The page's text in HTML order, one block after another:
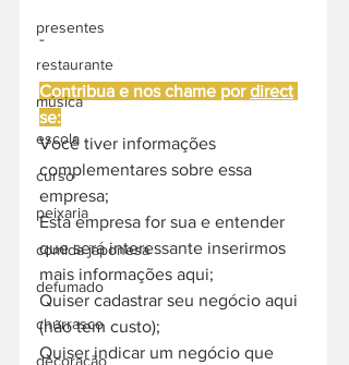
presentes
restaurante
música
escola
curso
peixaria
comida japonesa
defumado
churrasco
decoração
-
Contribua e nos chame por direct
se:
Você tiver informações
complementares sobre essa
empresa;
Esta empresa for sua e entender
que será interessante inserirmos
mais informações aqui;
Quiser cadastrar seu negócio aqui
(não tem custo);
Quiser indicar um negócio que